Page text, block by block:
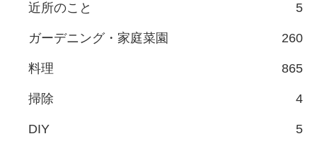
近所のこと 5
ガーデニング・家庭菜園 260
料理 865
掃除 4
DIY 5